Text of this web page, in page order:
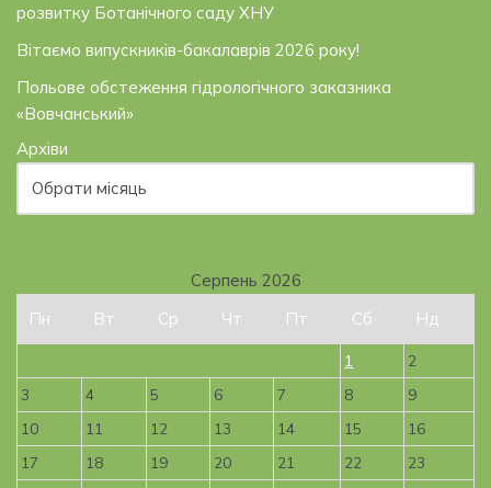
розвитку Ботанічного саду ХНУ
Вітаємо випускників-бакалаврів 2026 року!
Польове обстеження гідрологічного заказника
«Вовчанський»
Архіви
Серпень 2026
Пн
Вт Ср Чт Пт Сб Нд
1
2
3
4 5 6 7 8
9
10
11 12 13 14 15
16
17
18 19 20 21 22
23